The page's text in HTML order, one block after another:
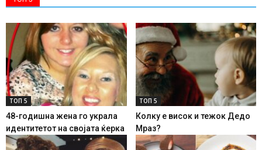
ТОП 5
48-годишна жена го украла
идентитетот на својата ќерка
ТОП 5
Колку е висок и тежок Дедо
Мраз?